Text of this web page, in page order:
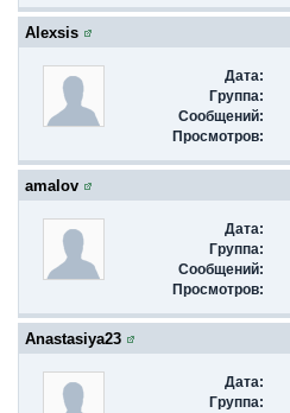
Alexsis
Дата:
Группа:
Сообщений:
Просмотров:
amalov
Дата:
Группа:
Сообщений:
Просмотров:
Anastasiya23
Дата:
Группа: